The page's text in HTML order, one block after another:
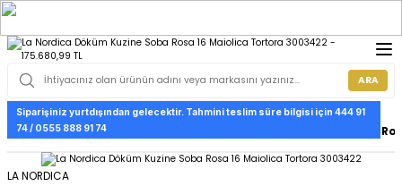
ARA
Anasayfa La Nordica Döküm Kuzine Soba
Siparişiniz yurtdışından gelecektir. Tahmini teslim süre bilgisi için 444 91
74 / 0555 888 91 74
LA NORDICA